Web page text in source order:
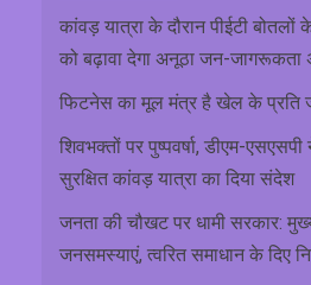
कांवड़ यात्रा के दौरान पीईटी बोतलों
को बढ़ावा देगा अनूठा जन-जागरूकता
फिटनेस का मूल मंत्र है खेल के प्रति
शिवभक्तों पर पुष्पवर्षा, डीएम-
सुरक्षित कांवड़ यात्रा का दिया संदेश
जनता की चौखट पर धामी सरकार:
जनसमस्याएं, त्वरित समाधान के दिए